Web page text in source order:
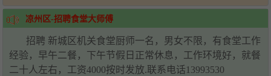
凉州区-招聘食堂大师傅
招聘 新城区机关食堂厨师一名，男女不限，有食堂工作
经验，早午二餐，下午节假日正常休息，工作环境好，就餐
二十人左右，工资4000按时发放.联系电话13993530